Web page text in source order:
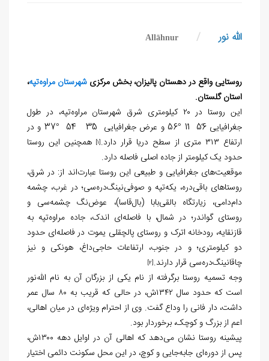
الله نور /
Allāhnur
روستایی واقع در دهستان پالیزان، بخش مرکزی شهرستان مراوه‌تپه،
استان گلستان.
این روستا در ۲۰ کیلومتری شرق شهرستان مراوه‌تپه، در طول
جغرافیایی 56ً 11َ °56 و عرض جغرافیایی 35ً 54َ °37 و در
ارتفاع ۳۱۳ متری از سطح دریا قرار دارد.
[1]
همچنین این روستا
حدود یک کیلومتر از جاده اصلی فاصله دارد.
موقعیت‌های جغرافیایی و طبیعی این روستا عبارت‌اند از: در شرق،
روستاهای باقی‌دره، یکه‌تپه و صوفی‌نینگ‌دره‌سی؛ در غرب، چشمه
دام‌دامی، زیارتگاه بالقی‌بابا (بال‌قاسا)، عوض‌نگ چشمه‌سی و
روستای گواندر؛ در شمال، با فاصله‌ای اندک، جاده مراوه‌تپه به
قازنقایه، رودخانه اترک و روستای پالچقلی یموت در فاصله‌ای حدود
دو کیلومتری؛ و در جنوب، ارتفاعات حاجی‌داغ، هونکی و نیز
چاقانینگ‌دره‌سی قرار دارند.[2]
وجه تسمیه روستا برگرفته از نام یکی از بزرگان آن به نام الله‌نور
است که حدود سال ۱۳۴۲ش، در حالی که قریب به ۸۰ سال عمر
داشت، دار فانی را وداع گفت. وی از احترام ویژه‌ای در میان اهالی،
اعم از بزرگ و کوچک، برخوردار بود.
پیشینه روستا نشان می‌دهد که اهالی آن در اوایل دهه ۱۳۰۰ش،
پس از دوره‌ای جابه‌جایی و کوچ، در این محل سکونت دائمی اختیار